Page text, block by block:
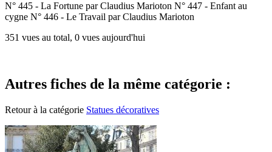
N° 445 - La Fortune par Claudius Marioton N° 447 - Enfant au
cygne N° 446 - Le Travail par Claudius Marioton
351 vues au total, 0 vues aujourd'hui
Autres fiches de la même catégorie :
Retour à la catégorie Statues décoratives